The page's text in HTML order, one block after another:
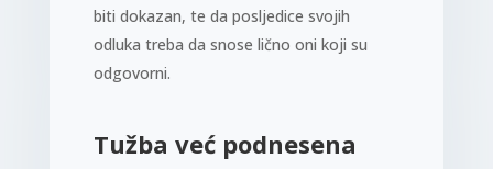
biti dokazan, te da posljedice svojih
odluka treba da snose lično oni koji su
odgovorni.
Tužba već podnesena